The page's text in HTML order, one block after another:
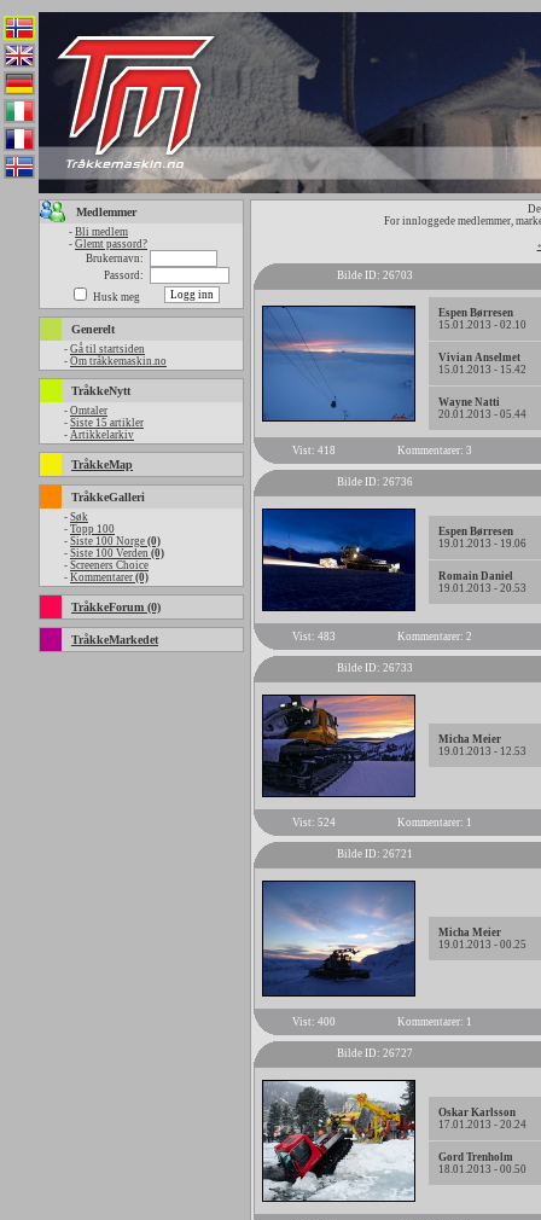
Medlemmer
- Bli medlem
- Glemt passord?
Brukernavn:
Passord:
Husk meg
Generelt
- Gå til startsiden
- Om tråkkemaskin.no
TråkkeNytt
- Omtaler
- Siste 15 artikler
- Artikkelarkiv
TråkkeMap
TråkkeGalleri
- Søk
- Topp 100
- Siste 100 Norge (0)
- Siste 100 Verden (0)
- Screeners Choice
- Kommentarer (0)
TråkkeForum (0)
TråkkeMarkedet
For innloggede medlemmer,
Bilde ID: 26703
Espen Børresen
15.01.2013 - 02.10
Vivian Anselmet
15.01.2013 - 15.42
Wayne Natti
20.01.2013 - 05.44
Vist: 418 Kommentarer: 3
Bilde ID: 26736
Espen Børresen
19.01.2013 - 19.06
Romain Daniel
19.01.2013 - 20.53
Vist: 483 Kommentarer: 2
Bilde ID: 26733
Micha Meier
19.01.2013 - 12.53
Vist: 524 Kommentarer: 1
Bilde ID: 26721
Micha Meier
19.01.2013 - 00.25
Vist: 400 Kommentarer: 1
Bilde ID: 26727
Oskar Karlsson
17.01.2013 - 20.24
Gord Trenholm
18.01.2013 - 00.50